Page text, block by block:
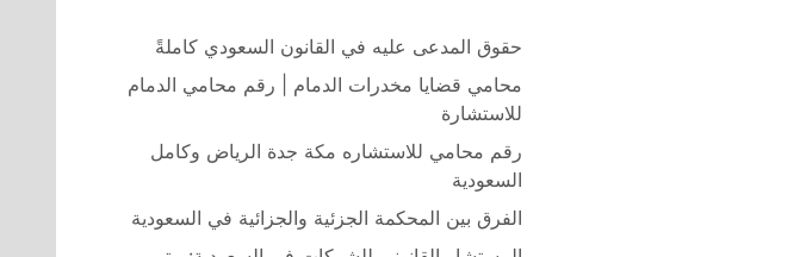
حقوق المدعى عليه في القانون السعودي كاملةً
محامي قضايا مخدرات الدمام | رقم محامي الدمام
للاستشارة
رقم محامي للاستشاره مكة جدة الرياض وكامل
السعودية
الفرق بين المحكمة الجزئية والجزائية في السعودية